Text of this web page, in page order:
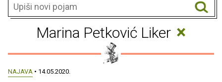
Marina Petković Liker ×
NAJAVA • 14.05.2020.